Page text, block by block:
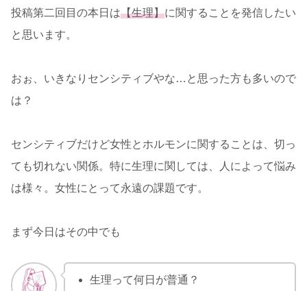
投稿第二回目の本日は【生理】に関することを発信したい
と思います。
おぉ、いきなりセンシティブやな…と思った方も多いので
は？
センシティブだけど女性とホルモンに関することは、切っ
ても切れない関係。特に生理に関しては、人によって悩み
は様々。女性にとって永遠の課題です。
まず今日はその中でも
生理って何日が普通？